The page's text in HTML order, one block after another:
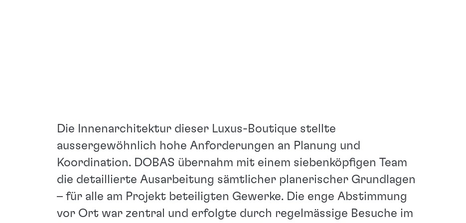
Die Innenarchitektur dieser Luxus-Boutique stellte
aussergewöhnlich hohe Anforderungen an Planung und
Koordination. DOBAS übernahm mit einem siebenköpfigen Team
die detaillierte Ausarbeitung sämtlicher planerischer Grundlagen
– für alle am Projekt beteiligten Gewerke. Die enge Abstimmung
vor Ort war zentral und erfolgte durch regelmässige Besuche im